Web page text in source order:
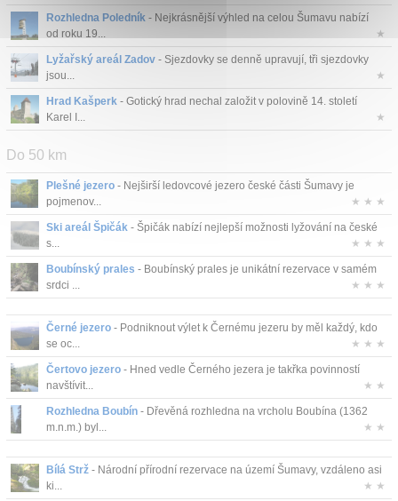
Rozhledna Poledník - Nejkrásnější výhled na celou Šumavu nabízí
od roku 19...
★
Lyžařský areál Zadov - Sjezdovky se denně upravují, tři sjezdovky
jsou...
★
Hrad Kašperk - Gotický hrad nechal založit v polovině 14. století
Karel I...
★
Do 50 km
Plešné jezero - Nejširší ledovcové jezero české části Šumavy je
pojmenov...
★ ★ ★
Ski areál Špičák - Špičák nabízí nejlepší možnosti lyžování na české
s...
★ ★ ★
Boubínský prales - Boubínský prales je unikátní rezervace v samém
srdci ...
★ ★ ★
Černé jezero - Podniknout výlet k Černému jezeru by měl každý, kdo
se oc...
★ ★ ★
Čertovo jezero - Hned vedle Černého jezera je takřka povinností
navštívit...
★ ★
Rozhledna Boubín - Dřevěná rozhledna na vrcholu Boubína (1362
m.n.m.) byl...
★ ★
Bílá Strž - Národní přírodní rezervace na území Šumavy, vzdáleno asi
ki...
★ ★